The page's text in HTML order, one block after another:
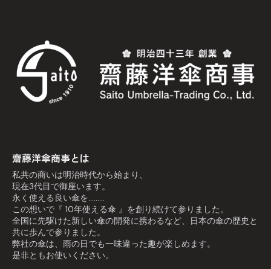
齋藤洋傘商事とは
私共の商いは明治時代から始まり、
現在3代目で御座います。
永く使える良い傘を………
この想いで『 10年使える傘 』を創り続けて参りました。
全国に先駆けた新しい傘の開発に携わるなど、日本の傘の歴史と
共に歩んで参りました。
弊社の傘は、雨の日でも一味違った趣が楽しめます。
是非ともお使いください。